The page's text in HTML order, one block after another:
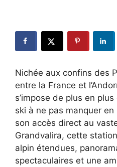
Nichée aux confins des
entre la France et
s’impose de plus en
ski à ne pas manquer
son accès direct au
Grandvalira, cette
alpin étendues,
spectaculaires et une